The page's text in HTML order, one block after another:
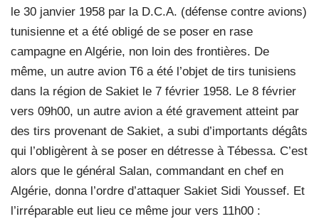
le 30 janvier 1958 par la D.C.A. (défense contre avions)
tunisienne et a été obligé de se poser en rase
campagne en Algérie, non loin des frontières. De
même, un autre avion T6 a été l’objet de tirs tunisiens
dans la région de Sakiet le 7 février 1958. Le 8 février
vers 09h00, un autre avion a été gravement atteint par
des tirs provenant de Sakiet, a subi d’importants dégâts
qui l’obligèrent à se poser en détresse à Tébessa. C’est
alors que le général Salan, commandant en chef en
Algérie, donna l’ordre d’attaquer Sakiet Sidi Youssef. Et
l’irréparable eut lieu ce même jour vers 11h00 :